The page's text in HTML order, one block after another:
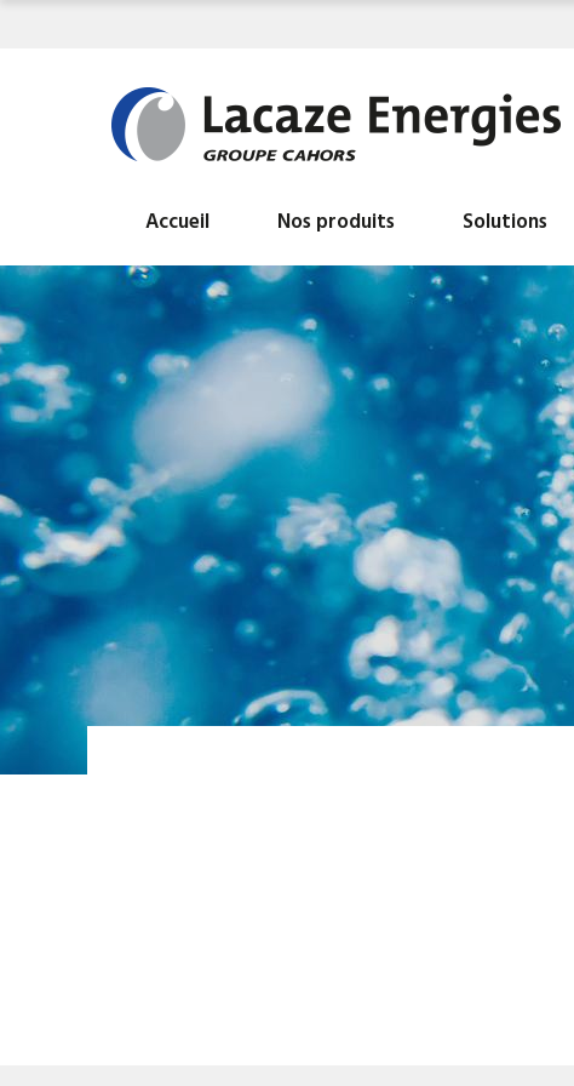
Accueil Nos produits Solutions
Tous nos produits
BALLON ECS HYDROGAZ
INDUSTRIELS
BALLON INDUSTRIEL AIR LIBRE
BALLON INDUSTRIEL EAU CHAUDE DE
CHAUFFAGE
BALLON INDUSTRIEL EAU GLACEE
BALLON INDUSTRIEL TAMPON D EAU
CHAUDE SANITAIRE